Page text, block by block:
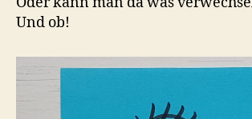
Und ob!